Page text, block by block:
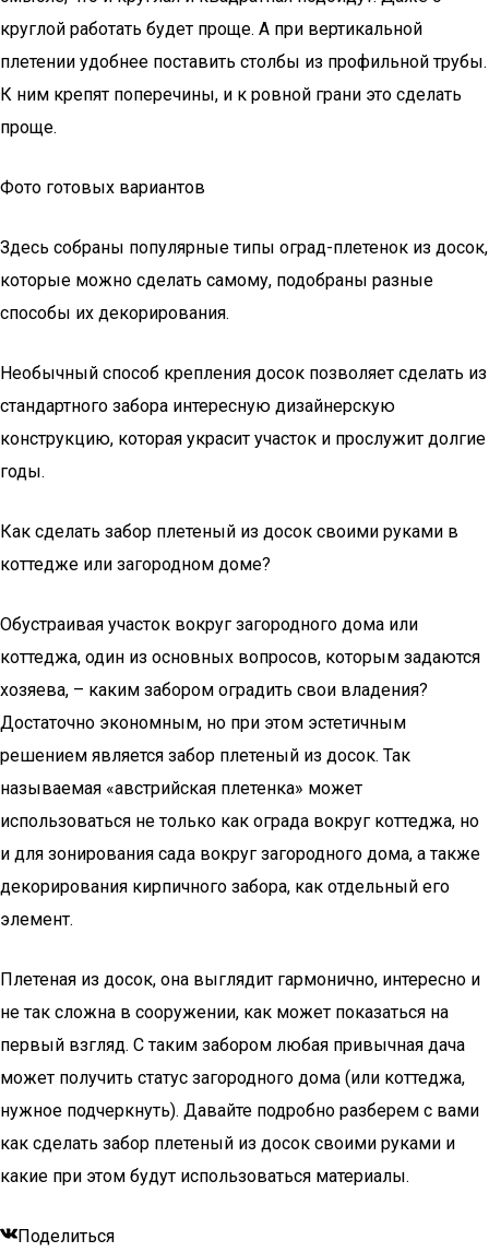
круглой работать будет проще. А при вертикальной
плетении удобнее поставить столбы из профильной трубы.
К ним крепят поперечины, и к ровной грани это сделать
проще.
Фото готовых вариантов
Здесь собраны популярные типы оград-плетенок из досок,
которые можно сделать самому, подобраны разные
способы их декорирования.
Необычный способ крепления досок позволяет сделать из
стандартного забора интересную дизайнерскую
конструкцию, которая украсит участок и прослужит долгие
годы.
Как сделать забор плетеный из досок своими руками в
коттедже или загородном доме?
Обустраивая участок вокруг загородного дома или
коттеджа, один из основных вопросов, которым задаются
хозяева, – каким забором оградить свои владения?
Достаточно экономным, но при этом эстетичным
решением является забор плетеный из досок. Так
называемая «австрийская плетенка» может
использоваться не только как ограда вокруг коттеджа, но
и для зонирования сада вокруг загородного дома, а также
декорирования кирпичного забора, как отдельный его
элемент.
Плетеная из досок, она выглядит гармонично, интересно и
не так сложна в сооружении, как может показаться на
первый взгляд. С таким забором любая привычная дача
может получить статус загородного дома (или коттеджа,
нужное подчеркнуть). Давайте подробно разберем с вами
как сделать забор плетеный из досок своими руками и
какие при этом будут использоваться материалы.
Поделиться